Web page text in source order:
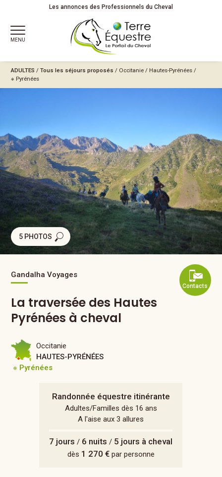
Les annonces des Professionnels du Cheval
MENU
ADULTES /Tous les séjours proposés / Occitanie / Hautes-Pyrénées /
※ Pyrénées
5 PHOTOS
Contacts
Gandalha Voyages
La traversée des Hautes
Pyrénées à cheval
Randonnée équestre itinérante
Adultes/Familles dès 16 ans
A l'aise aux 3 allures
7 jours / 6 nuits / 5 jours à cheval
dès 1 270 €par personne
Occitanie
HAUTES-PYRÉNÉES
※ Pyrénées